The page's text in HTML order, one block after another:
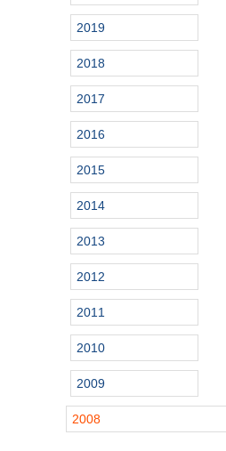
2019
2018
2017
2016
2015
2014
2013
2012
2011
2010
2009
2008